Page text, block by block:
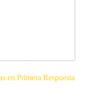
en Primera Respuesta